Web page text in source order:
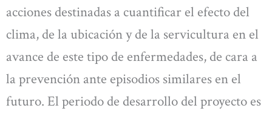
acciones destinadas a cuantificar el efecto del
clima, de la ubicación y de la servicultura en el
avance de este tipo de enfermedades, de cara a
la prevención ante episodios similares en el
futuro. El periodo de desarrollo del proyecto es